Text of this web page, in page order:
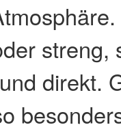
streng,
direkt.